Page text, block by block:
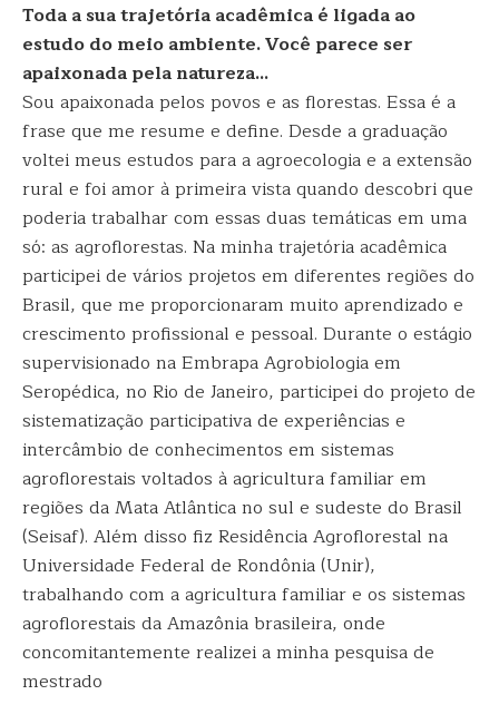
Toda a sua trajetória acadêmica é ligada ao
estudo do meio ambiente. Você parece ser
apaixonada pela natureza…
Sou apaixonada pelos povos e as florestas. Essa é a
frase que me resume e define. Desde a graduação
voltei meus estudos para a agroecologia e a extensão
rural e foi amor à primeira vista quando descobri que
poderia trabalhar com essas duas temáticas em uma
só: as agroflorestas. Na minha trajetória acadêmica
participei de vários projetos em diferentes regiões do
Brasil, que me proporcionaram muito aprendizado e
crescimento profissional e pessoal. Durante o estágio
supervisionado na Embrapa Agrobiologia em
Seropédica, no Rio de Janeiro, participei do projeto de
sistematização participativa de experiências e
intercâmbio de conhecimentos em sistemas
agroflorestais voltados à agricultura familiar em
regiões da Mata Atlântica no sul e sudeste do Brasil
(Seisaf). Além disso fiz Residência Agroflorestal na
Universidade Federal de Rondônia (Unir),
trabalhando com a agricultura familiar e os sistemas
agroflorestais da Amazônia brasileira, onde
concomitantemente realizei a minha pesquisa de
mestrado